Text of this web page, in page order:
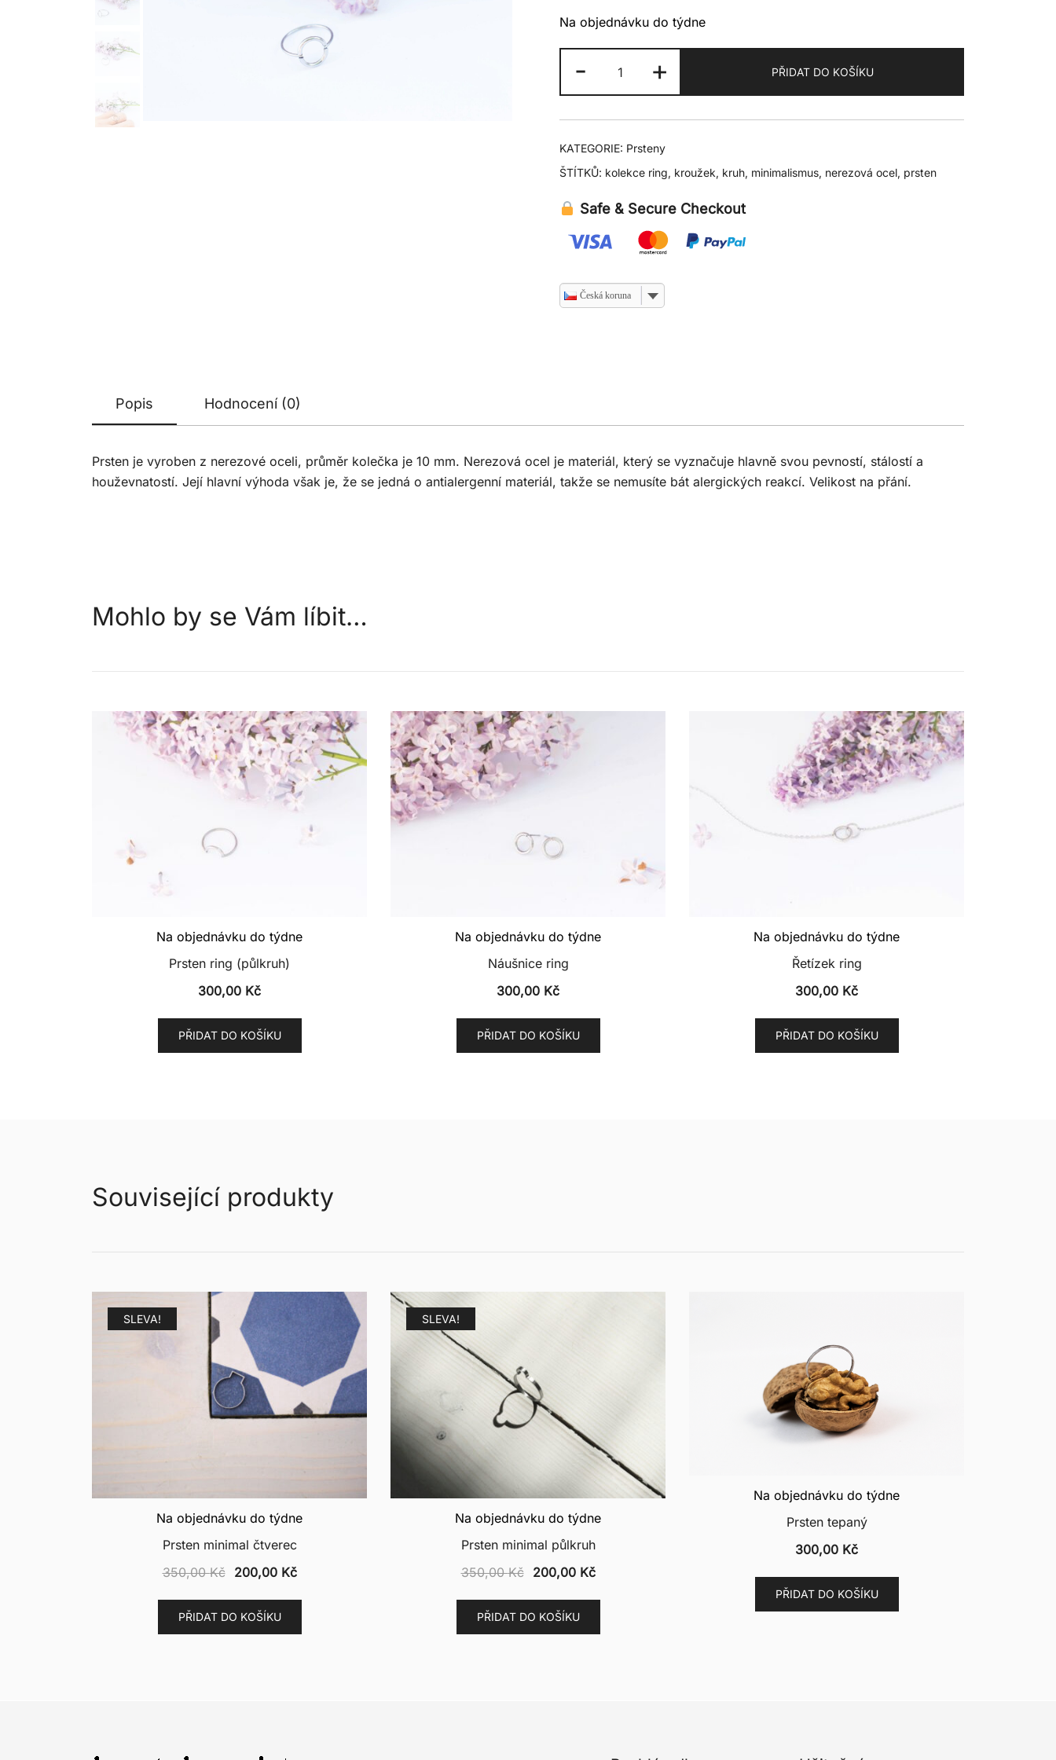
Na objednávku do týdne
-
ring
množství
+ PŘIDAT DO KOŠÍKU
KATEGORIE: Prsteny
ŠTÍTKŮ: kolekce ring, kroužek, kruh, minimalismus, nerezová ocel, prsten
Safe & Secure Checkout
Česká koruna
Popis Hodnocení (0)
Prsten je vyroben z nerezové oceli, průměr kolečka je 10 mm. Nerezová ocel je materiál, který se vyznačuje hlavně svou pevností, stálostí a
houževnatostí. Její hlavní výhoda však je, že se jedná o antialergenní materiál, takže se nemusíte bát alergických reakcí. Velikost na přání.
Mohlo by se Vám líbit…
Na objednávku do týdne
Prsten ring (půlkruh)
300,00 Kč
PŘIDAT DO KOŠÍKU
Na objednávku do týdne
Náušnice ring
300,00 Kč
PŘIDAT DO KOŠÍKU
Na objednávku do týdne
Řetízek ring
300,00 Kč
PŘIDAT DO KOŠÍKU
Související produkty
SLEVA!
Na objednávku do týdne
Prsten minimal čtverec
350,00Kč
Původní
byla:
350,00 Kč.
200,00 KčAktuální
200,00 Kč.
PŘIDAT DO KOŠÍKU
SLEVA!
Na objednávku do týdne
Prsten minimal půlkruh
350,00Kč
Původní
byla:
350,00 Kč.
200,00 KčAktuální
200,00 Kč.
PŘIDAT DO KOŠÍKU
Na objednávku do týdne
Prsten tepaný
300,00 Kč
PŘIDAT DO KOŠÍKU